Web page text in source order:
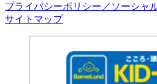
プライバシーポリシー／ソーシャ
サイトマップ